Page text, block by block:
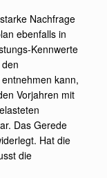
Nachfrage
ebenfalls in
Kennwerte
kann,
Vorjahren mit
Das Gerede
Hat die
die